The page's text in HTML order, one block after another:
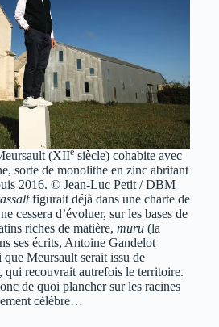
(XIIesiècle) cohabite avec
sorte de monolithe en zinc abritant
2016. © Jean-Luc Petit / DBM
figurait déjà dans une charte de
cessera d’évoluer, sur les bases de
riches de matière, muru (la
ses écrits, Antoine Gandelot
que Meursault serait issu de
qui recouvrait autrefois le territoire.
de quoi plancher sur les racines
célèbre…